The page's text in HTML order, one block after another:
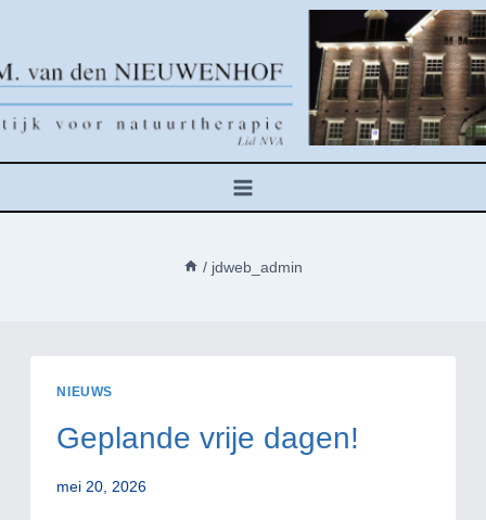
inhoud
/ jdweb_admin
NIEUWS
Geplande vrije dagen!
mei 20, 2026